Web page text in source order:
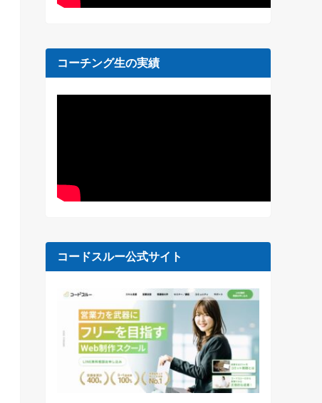
コーチング生の実績
コードスルー公式サイト